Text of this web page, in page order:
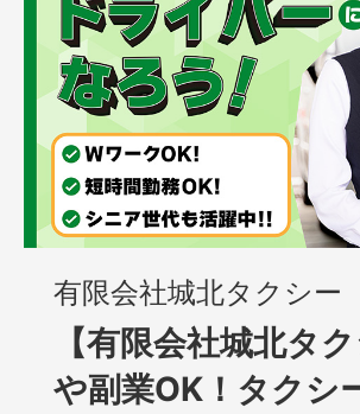
有限会社城北タクシー
【有限会社城北タ
や副業OK！タクシ